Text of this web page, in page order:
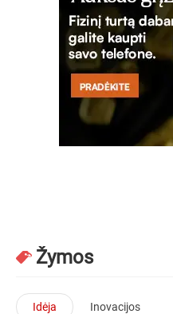
Žymos
Idėja Inovacijos